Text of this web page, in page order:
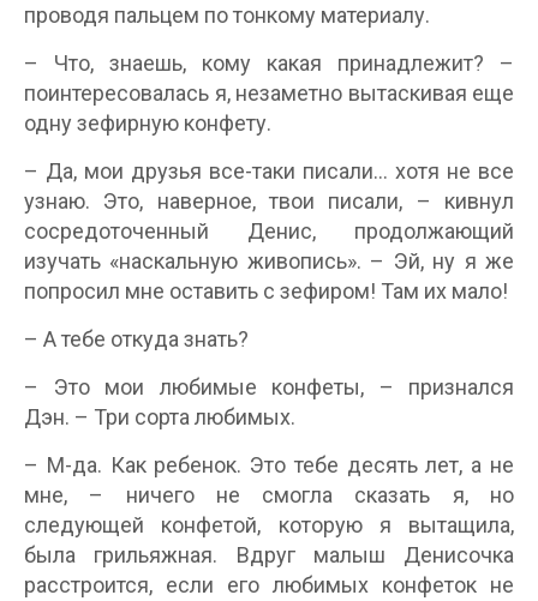
проводя пальцем по тонкому материалу.
– Что, знаешь, кому какая принадлежит? –
поинтересовалась я, незаметно вытаскивая еще
одну зефирную конфету.
– Да, мои друзья все-таки писали… хотя не все
узнаю. Это, наверное, твои писали, – кивнул
сосредоточенный Денис, продолжающий
изучать «наскальную живопись». – Эй, ну я же
попросил мне оставить с зефиром! Там их мало!
– А тебе откуда знать?
– Это мои любимые конфеты, – признался
Дэн. – Три сорта любимых.
– М-да. Как ребенок. Это тебе десять лет, а не
мне, – ничего не смогла сказать я, но
следующей конфетой, которую я вытащила,
была грильяжная. Вдруг малыш Денисочка
расстроится, если его любимых конфеток не